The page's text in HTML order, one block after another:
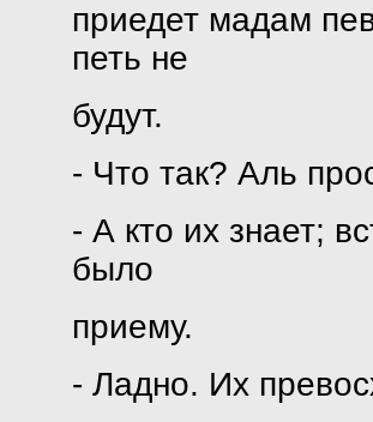
приедет мадам
петь не
будут.
- Что так? Аль
- А кто их знает;
было
приему.
- Ладно. Их